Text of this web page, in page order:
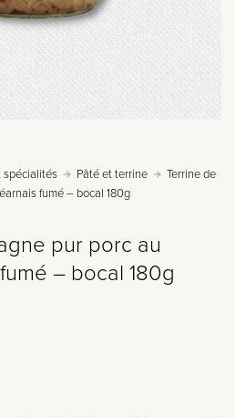
spécialités Pâté et terrine
Terrine de
fumé – bocal 180g
pur porc au
– bocal 180g